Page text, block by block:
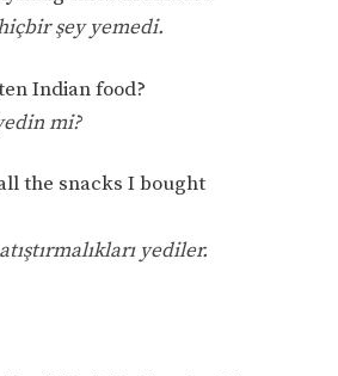
şey yemedi.
Indian food?
mi?
the snacks I bought
yediler.